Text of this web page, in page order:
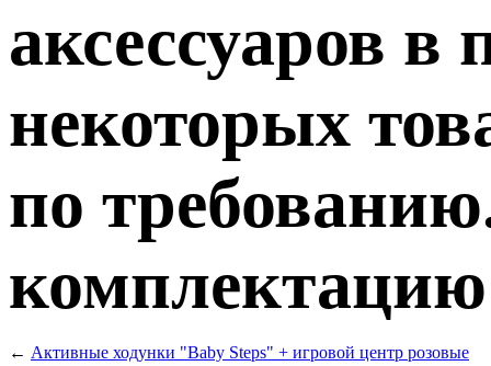
аксессуаров в
некоторых
по
комплектацию
← Активные ходунки "Baby Steps" + игровой центр розовые